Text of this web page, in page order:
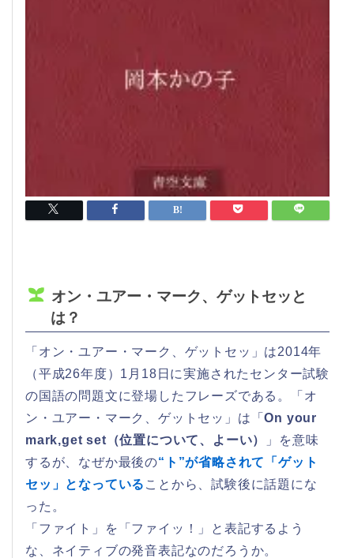
オン・ユアー・マーク、ゲットセッと
は？
「オン・ユアー・マーク、ゲットセッ」は2014年
（平成26年度）1月18日に実施されたセンター試験
の国語の問題文に登場したフレーズである。「オ
ン・ユアー・マーク、ゲットセッ」は「On your
mark,get set（位置について、よーい）
」を意味
するが、なぜか最後の“ト”が省略されて「ゲット
セッ」となっている ことから、試験後に話題にな
った。
「ファイト」を「ファイッ！」と表記するよう
な、ネイティブの発音表記なのだろうか。